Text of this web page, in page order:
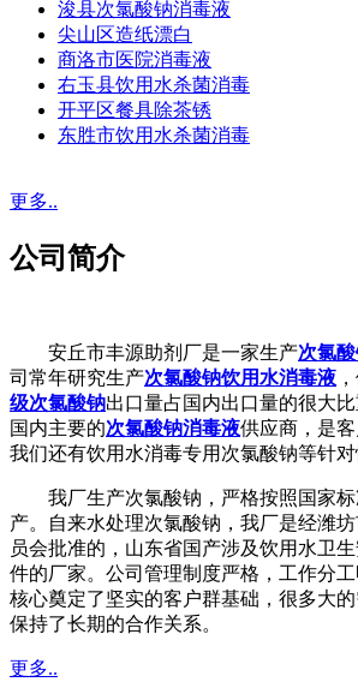
浚县次氯酸钠消毒液
尖山区造纸漂白
商洛市医院消毒液
右玉县饮用水杀菌消毒
开平区餐具除茶锈
东胜市饮用水杀菌消毒
更多..
公司简介
安丘市丰源助剂厂是一家生产次氯
司常年研究生产次氯酸钠饮用水消毒液
级次氯酸钠出口量占国内出口量的很大
国内主要的次氯酸钠消毒液供应商，是
我们还有饮用水消毒专用次氯酸钠等针对
我厂生产次氯酸钠，严格按照国家标
产。自来水处理次氯酸钠，我厂是经潍
员会批准的，山东省国产涉及饮用水卫
件的厂家。公司管理制度严格，工作分
核心奠定了坚实的客户群基础，很多大
保持了长期的合作关系。
更多..